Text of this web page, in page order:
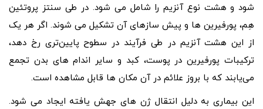
شود و هشت نوع آنزیم را شامل می شود. در طی سنتز پروتئین
هِم، پورفیرین ها و پیش سازهای آن تشکیل می شوند. اگر هر یک
از این هشت آنزیم در طی فرآیند در سطوح پایین‌تری رخ دهد،
ترکیبات پورفیرین در پوست، کبد و سایر اندام‌ های بدن تجمع
می‌یابند که با بروز علائم در آن مکان‌ ها قابل مشاهده است.
این بیماری به دلیل انتقال ژن های جهش یافته ایجاد می شود.